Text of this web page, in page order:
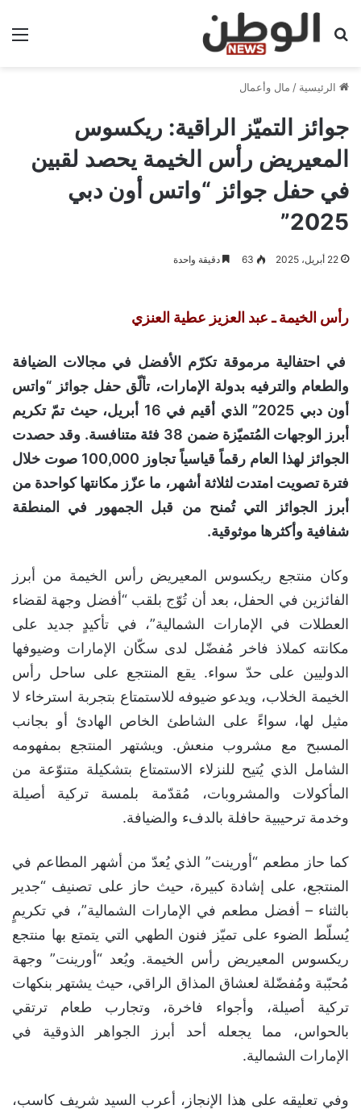
بحث عن
الرئيسية / مال وأعمال
جوائز التميّز الراقية: ريكسوس
المعيريض رأس الخيمة يحصد لقبين
في حفل جوائز “واتس أون دبي
2025”
22 أبريل، 2025 63 دقيقة واحدة
رأس الخيمة ـ عبد العزيز عطية العنزي
في احتفالية مرموقة تكرّم الأفضل في مجالات الضيافة
والطعام والترفيه بدولة الإمارات، تألّق حفل جوائز “واتس
أون دبي 2025” الذي أقيم في 16 أبريل، حيث تمّ تكريم
أبرز الوجهات المُتميّزة ضمن 38 فئة متنافسة. وقد حصدت
الجوائز لهذا العام رقماً قياسياً تجاوز 100,000 صوت خلال
فترة تصويت امتدت لثلاثة أشهر، ما عزّز مكانتها كواحدة من
أبرز الجوائز التي تُمنح من قبل الجمهور في المنطقة
شفافية وأكثرها موثوقية.
وكان منتجع ريكسوس المعيريض رأس الخيمة من أبرز
الفائزين في الحفل، بعد أن تُوّج بلقب “أفضل وجهة لقضاء
العطلات في الإمارات الشمالية”، في تأكيدٍ جديد على
مكانته كملاذ فاخر مُفضّل لدى سكّان الإمارات وضيوفها
الدوليين على حدّ سواء. يقع المنتجع على ساحل رأس
الخيمة الخلاب، ويدعو ضيوفه للاستمتاع بتجربة استرخاء لا
مثيل لها، سواءً على الشاطئ الخاص الهادئ أو بجانب
المسبح مع مشروب منعش. ويشتهر المنتجع بمفهومه
الشامل الذي يُتيح للنزلاء الاستمتاع بتشكيلة متنوّعة من
المأكولات والمشروبات، مُقدّمة بلمسة تركية أصيلة
وخدمة ترحيبية حافلة بالدفء والضيافة.
كما حاز مطعم “أورينت” الذي يُعدّ من أشهر المطاعم في
المنتجع، على إشادة كبيرة، حيث حاز على تصنيف “جدير
بالثناء – أفضل مطعم في الإمارات الشمالية”، في تكريمٍ
يُسلّط الضوء على تميّز فنون الطهي التي يتمتع بها منتجع
ريكسوس المعيريض رأس الخيمة. ويُعد “أورينت” وجهة
مُحبّبة ومُفضّلة لعشاق المذاق الراقي، حيث يشتهر بنكهات
تركية أصيلة، وأجواء فاخرة، وتجارب طعام ترتقي
بالحواس، مما يجعله أحد أبرز الجواهر الذوقية في
الإمارات الشمالية.
وفي تعليقه على هذا الإنجاز، أعرب السيد شريف كاسب،